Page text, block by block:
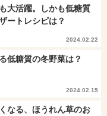
大活躍。しかも低糖質
ートレシピは？
2024.02.22
低糖質の冬野菜は？
2024.02.15
なる、ほうれん草のお